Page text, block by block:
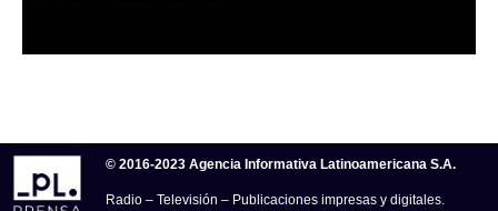
© 2016-2023 Agencia Informativa Latinoamericana S.A.
Radio – Televisión – Publicaciones impresas y digitales.